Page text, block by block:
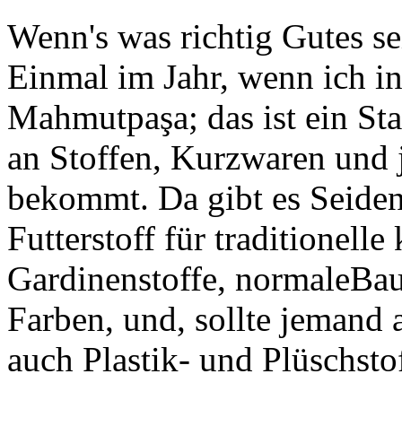
Wenn's was richtig Gutes
Einmal im Jahr, wenn ich
Mahmutpaşa; das ist ein
an Stoffen, Kurzwaren
bekommt. Da gibt es
Futterstoff für traditionelle
Gardinenstoffe,
Farben, und, sollte jemand
auch Plastik- und